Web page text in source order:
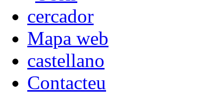
Mapa web
castellano
Contacteu